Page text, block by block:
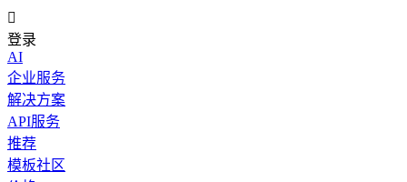

登录
AI
企业服务
解决方案
API服务
推荐
模板社区